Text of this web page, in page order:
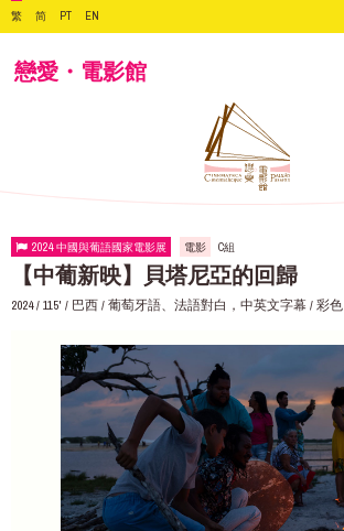
繁 简 PT EN
戀愛・電影館
2024 中國與葡語國家電影展 電影 C組
【中葡新映】貝塔尼亞的回歸
2024 / 115' / 巴西 / 葡萄牙語、法語對白，中英文字幕 / 彩色